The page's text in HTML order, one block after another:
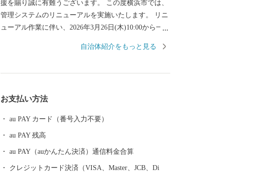
援を賜り誠に有難うございます。 この度横浜市では、
管理システムのリニューアルを実施いたします。 リニ
ューアル作業に伴い、2026年3月26日(木)10:00から一定
日(水)12:00以降、作業が完了次第の再開を予定してお
*********** 横浜市では、制度創設以来、寄附金の
に則って取組を進めてきました。 今後もこの取組姿
勢に変わるところはなく、より多くの方々に横浜市の
取組について知っていただき、応援いただくととも
自治体紹介をもっと見る
お支払い方法
au PAY カード（番号入力不要）
au PAY 残高
au PAY（auかんたん決済）通信料金合算
クレジットカード決済（VISA、Master、JCB、Di